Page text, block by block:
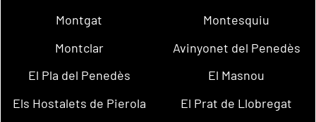
Montgat
Montesquiu
Montclar
Avinyonet del Penedès
El Pla del Penedès
El Masnou
Els Hostalets de Pierola
El Prat de Llobregat